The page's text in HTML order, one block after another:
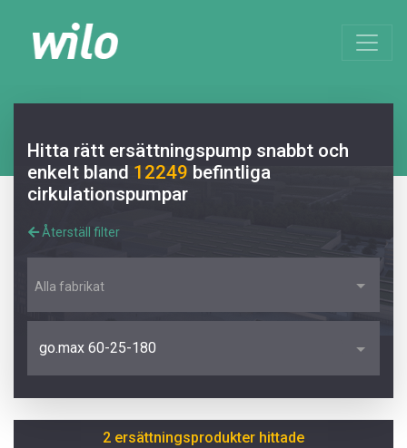
Hitta rätt ersättningspump snabbt och
enkelt bland 12249 befintliga
cirkulationspumpar
Återställ filter
Alla fabrikat
go.max 60-25-180
2 ersättningsprodukter hittade